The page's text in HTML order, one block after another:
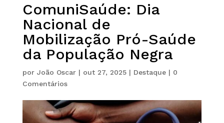
ComuniSaúde: Dia
Nacional de
Mobilização Pró-Saúde
da População Negra
por João Oscar| out 27, 2025| Destaque| 0
Comentários